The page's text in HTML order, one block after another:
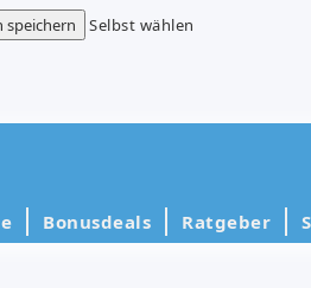
speichern
Selbst wählen
Bonusdeals Ratgeber